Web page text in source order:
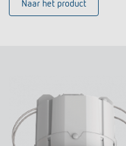
Naar het product